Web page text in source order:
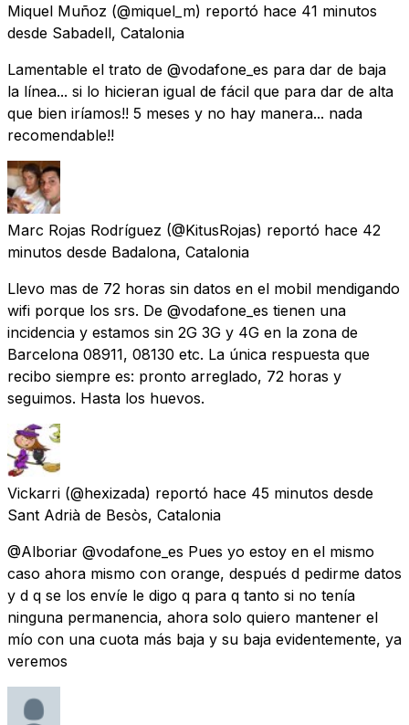
Miquel Muñoz (@miquel_m) reportó hace 41 minutos
desde Sabadell, Catalonia
Lamentable el trato de @vodafone_es para dar de baja
la línea... si lo hicieran igual de fácil que para dar de alta
que bien iríamos!! 5 meses y no hay manera... nada
recomendable!!
Marc Rojas Rodríguez (@KitusRojas) reportó hace 42
minutos desde Badalona, Catalonia
Llevo mas de 72 horas sin datos en el mobil mendigando
wifi porque los srs. De @vodafone_es tienen una
incidencia y estamos sin 2G 3G y 4G en la zona de
Barcelona 08911, 08130 etc. La única respuesta que
recibo siempre es: pronto arreglado, 72 horas y
seguimos. Hasta los huevos.
Vickarri (@hexizada) reportó hace 45 minutos desde
Sant Adrià de Besòs, Catalonia
@Alboriar @vodafone_es Pues yo estoy en el mismo
caso ahora mismo con orange, después d pedirme datos
y d q se los envíe le digo q para q tanto si no tenía
ninguna permanencia, ahora solo quiero mantener el
mío con una cuota más baja y su baja evidentemente, ya
veremos